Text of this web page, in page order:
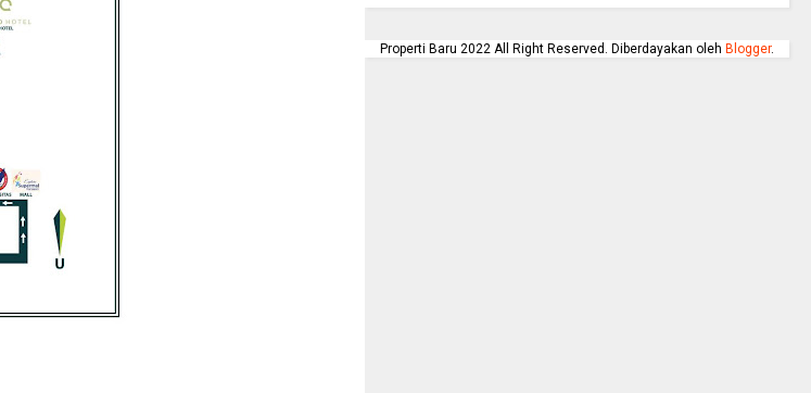
Properti Baru 2022 All Right Reserved. Diberdayakan oleh Blogger.